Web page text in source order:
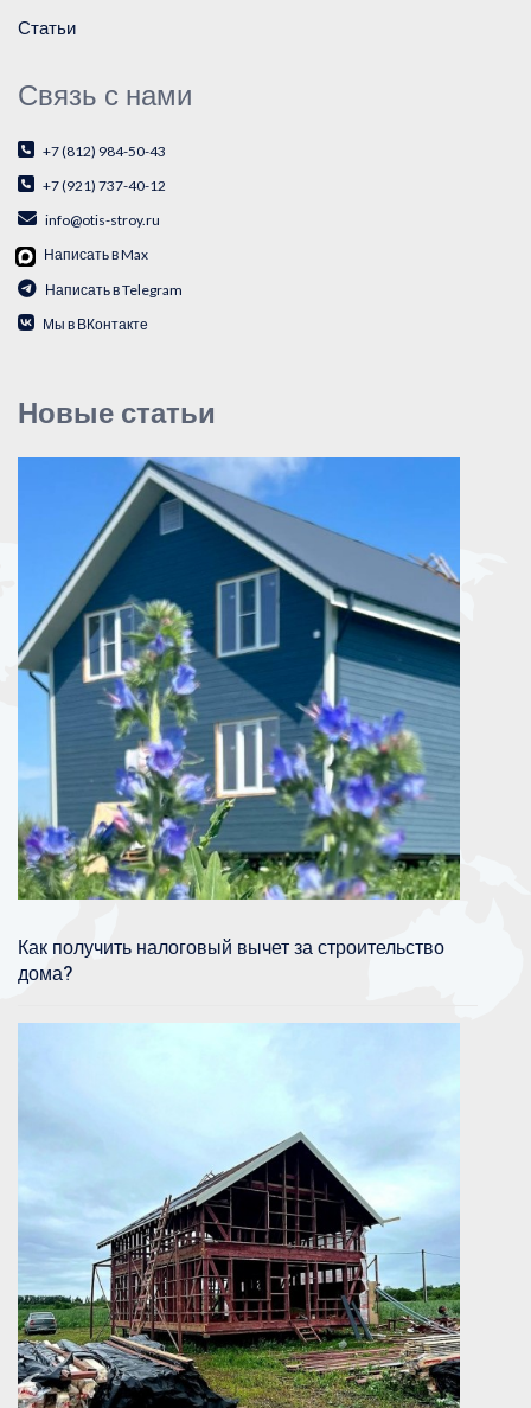
Статьи
Связь с нами
+7 (812) 984-50-43
+7 (921) 737-40-12
info@otis-stroy.ru
Написать в Max
Написать в Telegram
Мы в ВКонтакте
Новые статьи
Как получить налоговый вычет за строительство
дома?